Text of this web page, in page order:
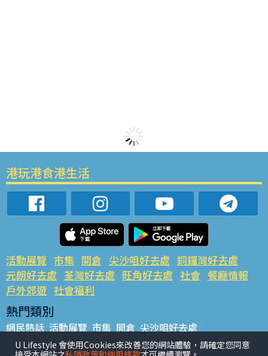
港玩港食港生活
活動展覽 市集 開倉 尖沙咀好去處 銅鑼灣好去處
元朗好去處 荃灣好去處 旺角好去處 社會 餐廳情報
戶外郊遊 社會福利
熱門類別
網民熱話 活動展覽 市集 開倉 尖沙咀好去處
銅鑼灣好去處 元朗好去處 荃灣好去處 旺角好去處 社會
U Lifestyle 會使用Cookies來改善您的網站體驗，請確定您同意